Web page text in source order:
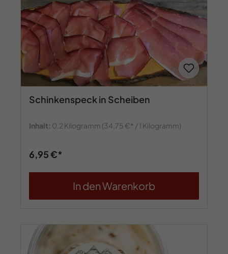
Schinkenspeck in Scheiben
Inhalt: 0.2 Kilogramm (34,75 €* / 1 Kilogramm)
6,95 €*
In den Warenkorb